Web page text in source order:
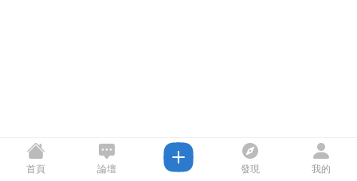
首頁 論壇 發現 我的